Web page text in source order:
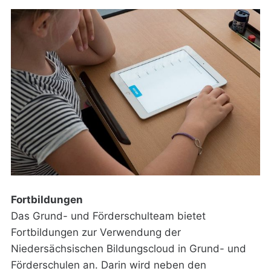
Fortbildungen
Das Grund- und Förderschulteam bietet
Fortbildungen zur Verwendung der
Niedersächsischen Bildungscloud in Grund- und
Förderschulen an. Darin wird neben den